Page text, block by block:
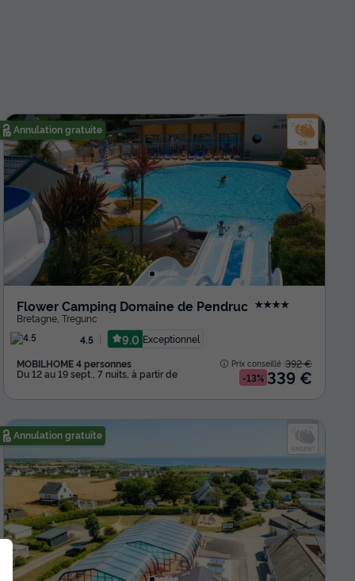
Annulation gratuite
Flower Camping Domaine de Pendruc ★★★★
Bretagne, Tregunc
4.5
9.0 Exceptionnel
MOBILHOME 4 personnes
Du 12 au 19 sept., 7 nuits, à partir de
Prix conseillé :392 €
-13% 339 €
Annulation gratuite